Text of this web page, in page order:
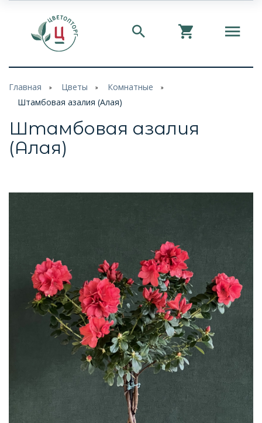
Главная Цветы
Комнатные
Штамбовая азалия (Алая)
Штамбовая азалия
(Алая)